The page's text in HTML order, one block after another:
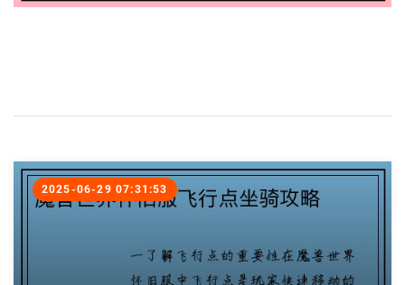
2025-06-29 07:31:53